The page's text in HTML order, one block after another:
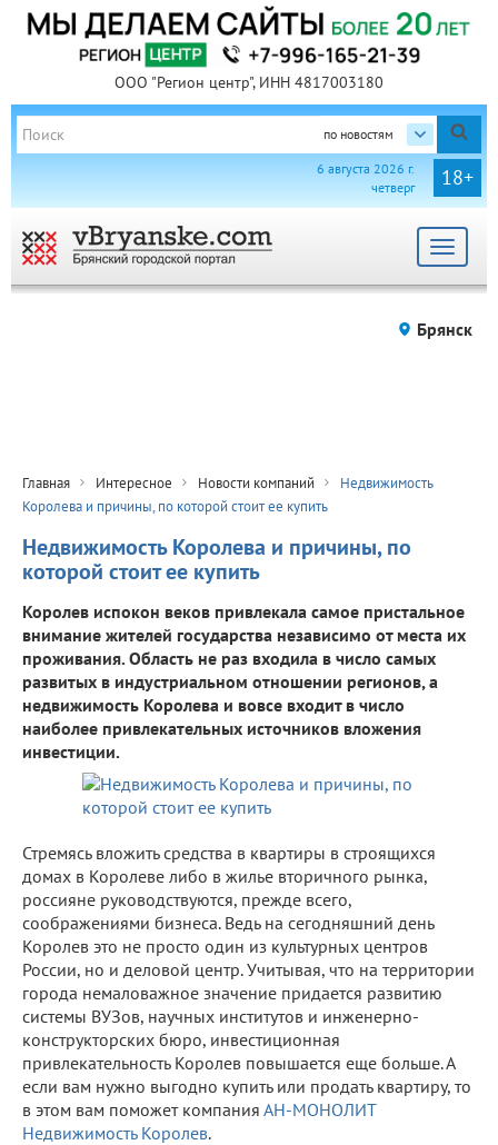
ООО "Регион центр", ИНН 4817003180
по новостям
18+
6 августа 2026 г.
четверг
Toggle
Брянск
Главная Интересное Новости компаний
Недвижимость
Королева и причины, по которой стоит ее купить
Недвижимость Королева и причины, по
которой стоит ее купить
Королев испокон веков привлекала самое пристальное
внимание жителей государства независимо от места их
проживания. Область не раз входила в число самых
развитых в индустриальном отношении регионов, а
недвижимость Королева и вовсе входит в число
наиболее привлекательных источников вложения
инвестиции.
Стремясь вложить средства в квартиры в строящихся
домах в Королеве либо в жилье вторичного рынка,
россияне руководствуются, прежде всего,
соображениями бизнеса. Ведь на сегодняшний день
Королев это не просто один из культурных центров
России, но и деловой центр. Учитывая, что на территории
города немаловажное значение придается развитию
системы ВУЗов, научных институтов и инженерно-
конструкторских бюро, инвестиционная
привлекательность Королев повышается еще больше. А
если вам нужно выгодно купить или продать квартиру, то
в этом вам поможет компания АН-МОНОЛИТ
Недвижимость Королев.